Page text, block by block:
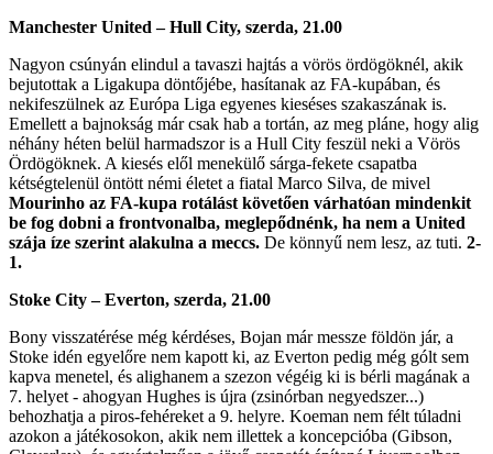
Manchester United – Hull City, szerda, 21.00
Nagyon csúnyán elindul a tavaszi hajtás a vörös ördögöknél, akik
bejutottak a Ligakupa döntőjébe, hasítanak az FA-kupában, és
nekifeszülnek az Európa Liga egyenes kieséses szakaszának is.
Emellett a bajnokság már csak hab a tortán, az meg pláne, hogy alig
néhány héten belül harmadszor is a Hull City feszül neki a Vörös
Ördögöknek. A kiesés elől menekülő sárga-fekete csapatba
kétségtelenül öntött némi életet a fiatal Marco Silva, de mivel
Mourinho az FA-kupa rotálást követően várhatóan mindenkit
be fog dobni a frontvonalba, meglepődnénk, ha nem a United
szája íze szerint alakulna a meccs. De könnyű nem lesz, az tuti. 2-
1.
Stoke City – Everton, szerda, 21.00
Bony visszatérése még kérdéses, Bojan már messze földön jár, a
Stoke idén egyelőre nem kapott ki, az Everton pedig még gólt sem
kapva menetel, és alighanem a szezon végéig ki is bérli magának a
7. helyet - ahogyan Hughes is újra (zsinórban negyedszer...)
behozhatja a piros-fehéreket a 9. helyre. Koeman nem félt túladni
azokon a játékosokon, akik nem illettek a koncepcióba (Gibson,